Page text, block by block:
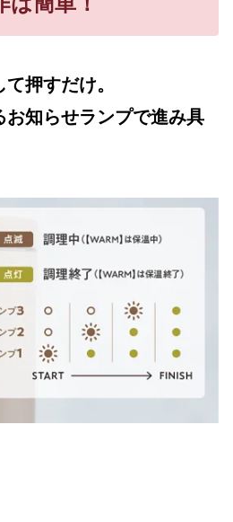
押すだけ。
お知らせランプで進み具